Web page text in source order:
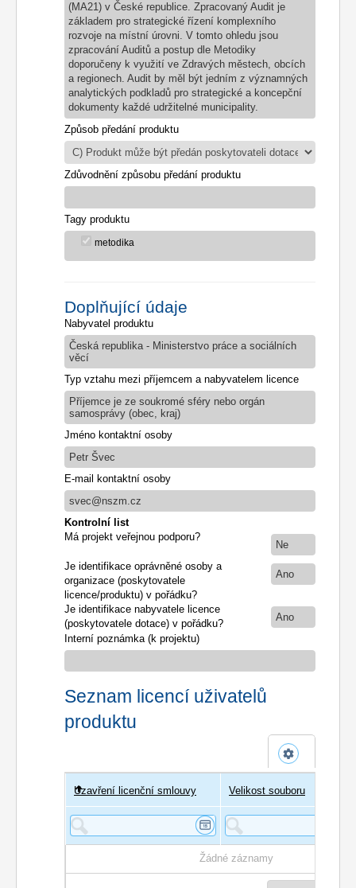
(MA21) v České republice. Zpracovaný Audit je
základem pro strategické řízení komplexního
rozvoje na místní úrovni. V tomto ohledu jsou
zpracování Auditů a postup dle Metodiky
doporučeny k využití ve Zdravých městech, obcích
a regionech. Audit by měl být jedním z významných
analytických podkladů pro strategické a koncepční
dokumenty každé udržitelné municipality.
Způsob předání produktu
Zdůvodnění způsobu předání produktu
Tagy produktu
metodika
Doplňující údaje
Nabyvatel produktu
Česká republika - Ministerstvo práce a sociálních
věcí
Typ vztahu mezi příjemcem a nabyvatelem licence
Příjemce je ze soukromé sféry nebo orgán
samosprávy (obec, kraj)
Jméno kontaktní osoby
Petr Švec
E-mail kontaktní osoby
svec@nszm.cz
Kontrolní list
Má projekt veřejnou podporu?
Ne
Je identifikace oprávněné osoby a
organizace (poskytovatele
licence/produktu) v pořádku?
Ano
Je identifikace nabyvatele licence
(poskytovatele dotace) v pořádku?
Ano
Interní poznámka (k projektu)
Seznam licencí uživatelů
produktu
Uživatel
Uzavření licenční smlouvy Velikost souboru
Žádné záznamy